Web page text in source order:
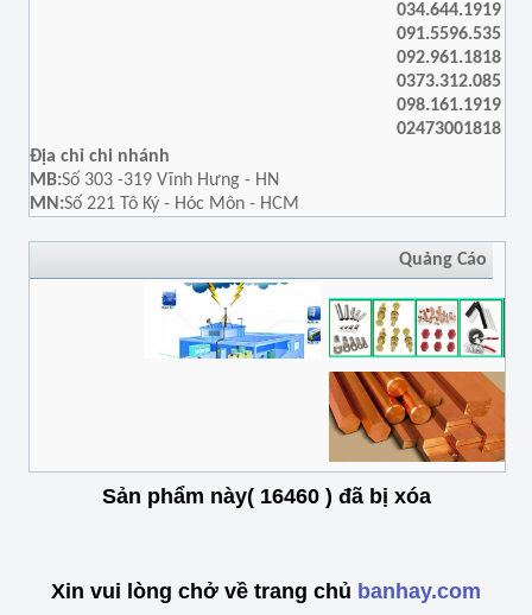
034.644.1919
091.5596.535
092.961.1818
0373.312.085
098.161.1919
02473001818
Địa chỉ chi nhánh
MB:Số 303 -319 Vĩnh Hưng - HN
MN:Số 221 Tô Ký - Hóc Môn - HCM
Quảng Cáo
Sản phẩm này( 16460 ) đã bị xóa
Xin vui lòng chở về trang chủ banhay.com